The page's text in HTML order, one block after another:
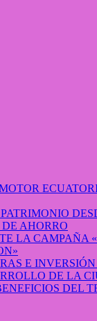
AHORRO
DE LA
DEL